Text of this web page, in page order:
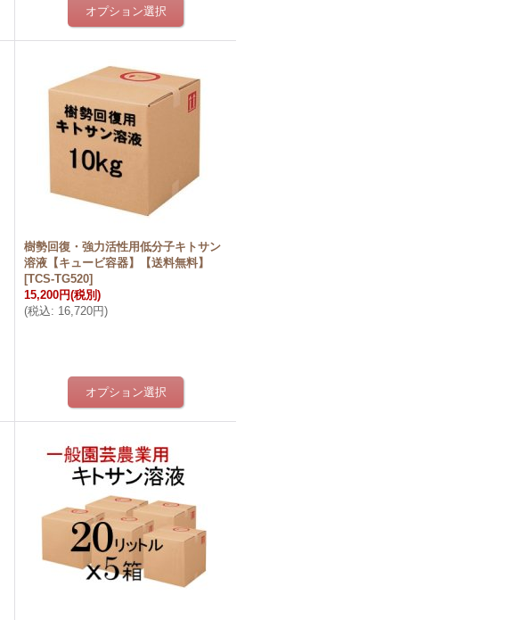
樹勢回復・強力活性用低分子キトサン
溶液【キュービ容器】【送料無料】
[TCS-TG520]
15,200円(税別)
(税込: 16,720円)